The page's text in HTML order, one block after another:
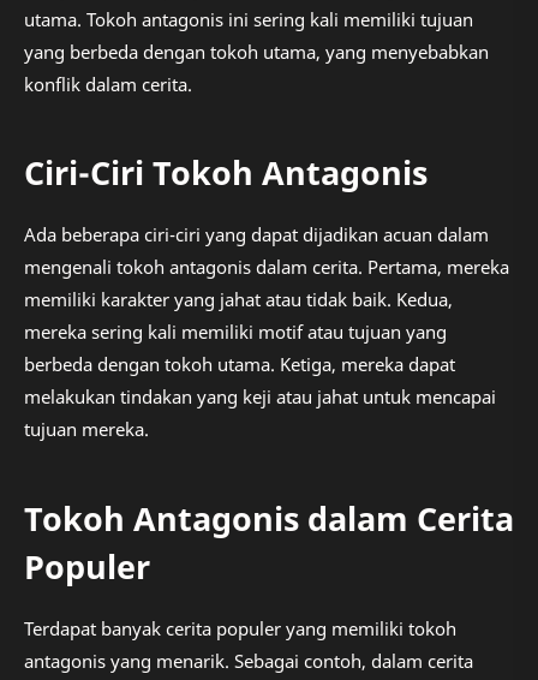
utama. Tokoh antagonis ini sering kali memiliki tujuan
yang berbeda dengan tokoh utama, yang menyebabkan
konflik dalam cerita.
Ciri-Ciri Tokoh Antagonis
Ada beberapa ciri-ciri yang dapat dijadikan acuan dalam
mengenali tokoh antagonis dalam cerita. Pertama, mereka
memiliki karakter yang jahat atau tidak baik. Kedua,
mereka sering kali memiliki motif atau tujuan yang
berbeda dengan tokoh utama. Ketiga, mereka dapat
melakukan tindakan yang keji atau jahat untuk mencapai
tujuan mereka.
Tokoh Antagonis dalam Cerita
Populer
Terdapat banyak cerita populer yang memiliki tokoh
antagonis yang menarik. Sebagai contoh, dalam cerita